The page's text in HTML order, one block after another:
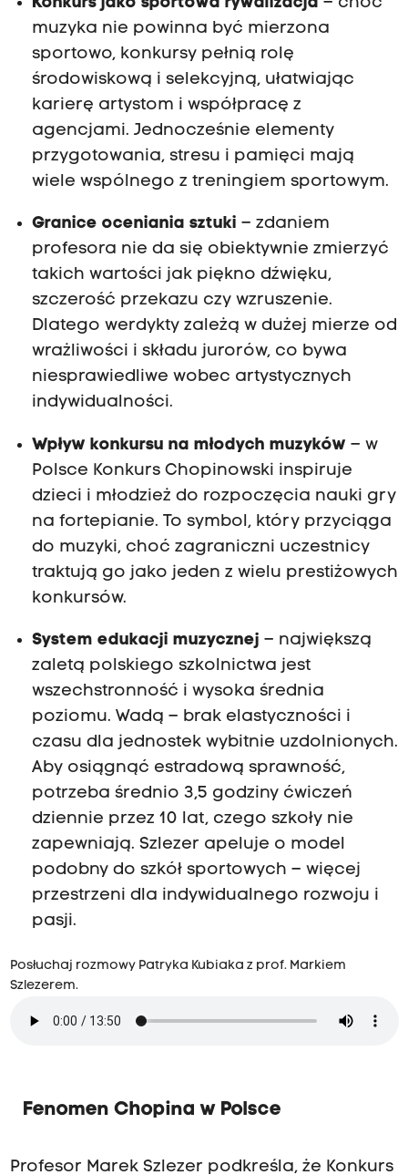
muzyka nie powinna być mierzona
sportowo, konkursy pełnią rolę
środowiskową i selekcyjną, ułatwiając
karierę artystom i współpracę z
agencjami. Jednocześnie elementy
przygotowania, stresu i pamięci mają
wiele wspólnego z treningiem sportowym.
Granice oceniania sztuki – zdaniem
profesora nie da się obiektywnie zmierzyć
takich wartości jak piękno dźwięku,
szczerość przekazu czy wzruszenie.
Dlatego werdykty zależą w dużej mierze od
wrażliwości i składu jurorów, co bywa
niesprawiedliwe wobec artystycznych
indywidualności.
Wpływ konkursu na młodych muzyków – w
Polsce Konkurs Chopinowski inspiruje
dzieci i młodzież do rozpoczęcia nauki gry
na fortepianie. To symbol, który przyciąga
do muzyki, choć zagraniczni uczestnicy
traktują go jako jeden z wielu prestiżowych
konkursów.
System edukacji muzycznej – największą
zaletą polskiego szkolnictwa jest
wszechstronność i wysoka średnia
poziomu. Wadą – brak elastyczności i
czasu dla jednostek wybitnie uzdolnionych.
Aby osiągnąć estradową sprawność,
potrzeba średnio 3,5 godziny ćwiczeń
dziennie przez 10 lat, czego szkoły nie
zapewniają. Szlezer apeluje o model
podobny do szkół sportowych – więcej
przestrzeni dla indywidualnego rozwoju i
pasji.
Posłuchaj rozmowy Patryka Kubiaka z prof. Markiem
Szlezerem.
Fenomen Chopina w Polsce
Profesor Marek Szlezer podkreśla, że Konkurs